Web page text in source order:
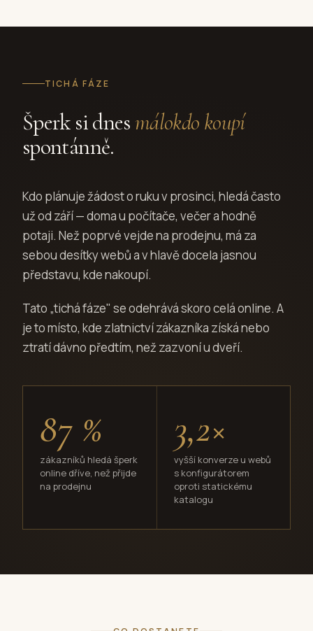
TICHÁ FÁZE
Šperk si dnes málokdo koupí
spontánně.
Kdo plánuje žádost o ruku v prosinci, hledá často
už od září — doma u počítače, večer a hodně
potaji. Než poprvé vejde na prodejnu, má za
sebou desítky webů a v hlavě docela jasnou
představu, kde nakoupí.
Tato „tichá fáze" se odehrává skoro celá online. A
je to místo, kde zlatnictví zákazníka získá nebo
ztratí dávno předtím, než zazvoní u dveří.
87 %
zákazníků hledá šperk
online dříve, než přijde
na prodejnu
3,2×
vyšší konverze u webů
s konfigurátorem
oproti statickému
katalogu